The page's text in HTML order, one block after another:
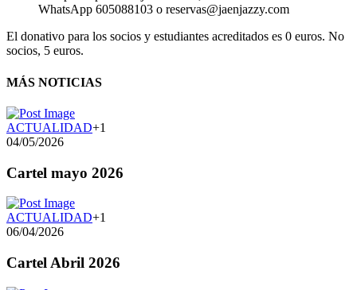
WhatsApp 605088103 o reservas@jaenjazzy.com
El donativo para los socios y estudiantes acreditados es 0 euros. No
socios, 5 euros.
MÁS NOTICIAS
ACTUALIDAD+1
04/05/2026
Cartel mayo 2026
ACTUALIDAD+1
06/04/2026
Cartel Abril 2026